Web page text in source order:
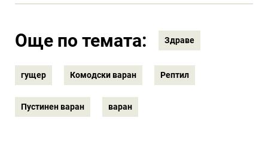
Още по темата: Здраве
гущер Комодски варан Рептил
Пустинен варан варан